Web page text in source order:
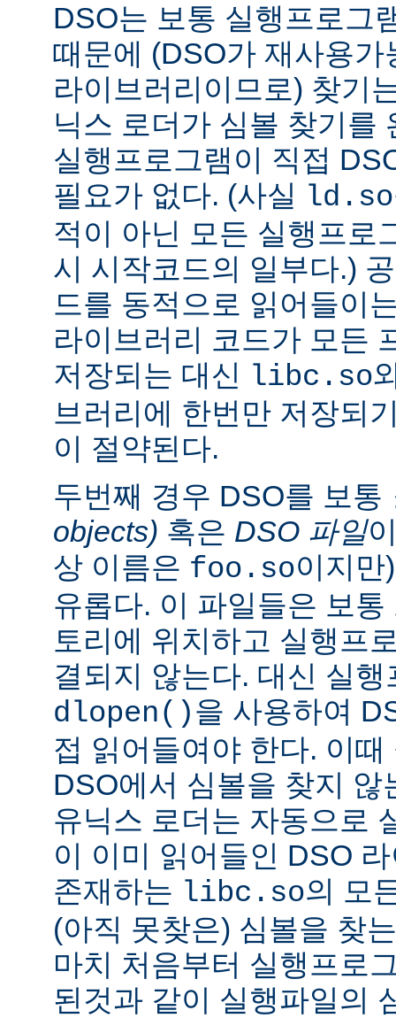
DSO는 보통 실행프로그
때문에 (DSO가 재사용
라이브러리이므로) 찾기
닉스 로더가 심볼 찾기를
실행프로그램이 직접
필요가 없다. (사실
ld.so
적이 아닌 모든 실행프로
시 시작코드의 일부다.)
드를 동적으로 읽어들이
라이브러리 코드가 모든
저장되는 대신
libc.so
브러리에 한번만 저장되
이 절약된다.
두번째 경우 DSO를 보통
objects) 혹은 DSO 파일
상 이름은 foo.so이지만
유롭다. 이 파일들은 보
토리에 위치하고 실행프
결되지 않는다. 대신 실
dlopen()을 사용하여
접 읽어들여야 한다. 이
DSO에서 심볼을 찾지 않
유닉스 로더는 자동으로
이 이미 읽어들인 DSO
존재하는 libc.so의 모
(아직 못찾은) 심볼을 찾
마치 처음부터 실행프로
된것과 같이 실행파일의